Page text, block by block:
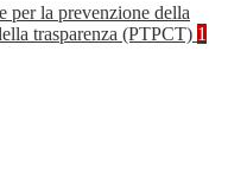
per la prevenzione della
trasparenza (PTPCT) 1